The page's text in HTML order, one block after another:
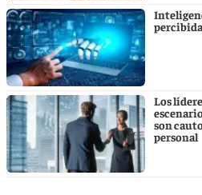
Los
son
personal